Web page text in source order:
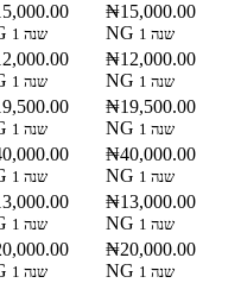
1 שנה
₦15,000.00
NG
1 שנה
1 שנה
₦12,000.00
NG
1 שנה
1 שנה
₦19,500.00
NG
1 שנה
1 שנה
₦40,000.00
NG
1 שנה
1 שנה
₦13,000.00
NG
1 שנה
1 שנה
₦20,000.00
NG
1 שנה